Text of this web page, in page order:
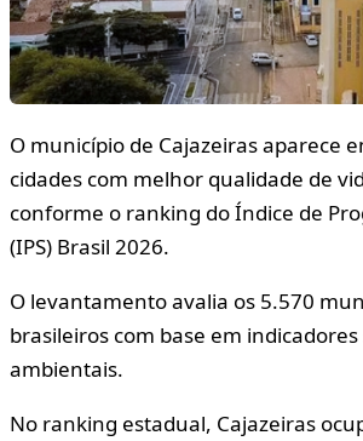
O município de Cajazeiras aparece
cidades com melhor qualidade de
conforme o ranking do Índice de
(IPS) Brasil 2026.
O levantamento avalia os 5.570
brasileiros com base em indicadores
ambientais.
No ranking estadual, Cajazeiras